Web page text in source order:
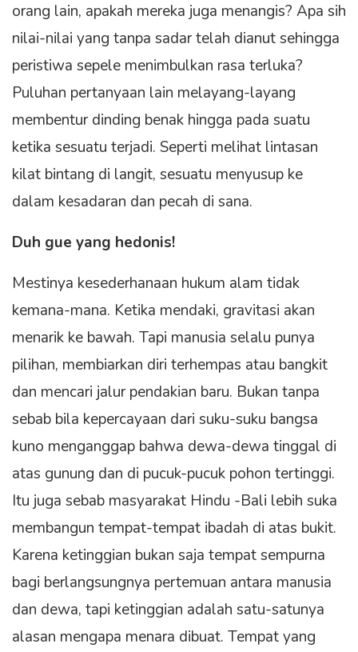
orang lain, apakah mereka juga menangis? Apa sih
nilai-nilai yang tanpa sadar telah dianut sehingga
peristiwa sepele menimbulkan rasa terluka?
Puluhan pertanyaan lain melayang-layang
membentur dinding benak hingga pada suatu
ketika sesuatu terjadi. Seperti melihat lintasan
kilat bintang di langit, sesuatu menyusup ke
dalam kesadaran dan pecah di sana.
Duh gue yang hedonis!
Mestinya kesederhanaan hukum alam tidak
kemana-mana. Ketika mendaki, gravitasi akan
menarik ke bawah. Tapi manusia selalu punya
pilihan, membiarkan diri terhempas atau bangkit
dan mencari jalur pendakian baru. Bukan tanpa
sebab bila kepercayaan dari suku-suku bangsa
kuno menganggap bahwa dewa-dewa tinggal di
atas gunung dan di pucuk-pucuk pohon tertinggi.
Itu juga sebab masyarakat Hindu -Bali lebih suka
membangun tempat-tempat ibadah di atas bukit.
Karena ketinggian bukan saja tempat sempurna
bagi berlangsungnya pertemuan antara manusia
dan dewa, tapi ketinggian adalah satu-satunya
alasan mengapa menara dibuat. Tempat yang